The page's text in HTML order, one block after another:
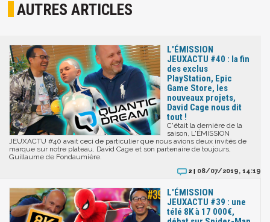
AUTRES ARTICLES
L'ÉMISSION
JEUXACTU #40 : la fin
des exclus
PlayStation, Epic
Game Store, les
nouveaux projets,
David Cage nous dit
tout !
C'était la dernière de la
saison, L'ÉMISSION
JEUXACTU #40 avait ceci de particulier que nous avions deux invités de
marque sur notre plateau. David Cage et son partenaire de toujours,
Guillaume de Fondaumière.
2 | 08/07/2019, 14:19
L'ÉMISSION
JEUXACTU #39 : une
télé 8K à 17 000€,